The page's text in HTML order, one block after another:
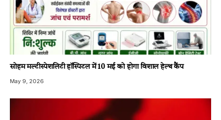
सोहम मल्टीस्पेशलिटी हॉस्पिटल में 10 मई को होगा विशाल हेल्थ कैंप
May 9, 2026